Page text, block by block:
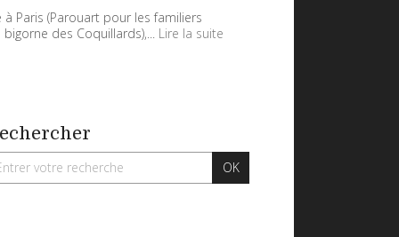
à Paris (Parouart pour les familiers
bigorne des Coquillards),... Lire la suite